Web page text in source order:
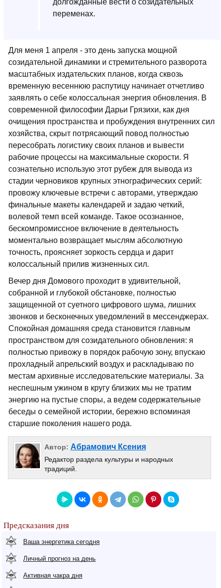
долгожданные вести о созидательных
переменах.
Для меня 1 апреля - это день запуска мощной
созидательной динамики и стремительного разворота
масштабных издательских планов, когда сквозь
временную весеннюю распутицу начинает отчетливо
заявлять о себе колоссальная энергия обновления. В
современной философии Дарьи Грязихи, как дня
очищения пространства и пробуждения внутренних сил
хозяйства, скрыт потрясающий повод полностью
пересобрать логистику своих планов и вывести
рабочие процессы на максимальные скорости. Я
сознательно использую этот рубеж для вывода из
стадии черновиков крупных этнографических серий:
провожу ключевые встречи с авторами, утверждаю
финальные макеты календарей и задаю четкий,
волевой темп всей команде. Такое осознанное,
бескомпромиссное включение в деятельность
моментально возвращает мыслям абсолютную
точность, проясняет зоркость сердца и дарит
колоссальный прилив жизненных сил.
Вечер дня Домового проходит в удивительной,
собранной и глубокой обстановке, полностью
защищенной от суетного цифрового шума, лишних
звонков и бесконечных уведомлений в мессенджерах.
Спокойная домашняя среда становится главным
пространством для созидательного обновления: я
полностью привожу в порядок рабочую зону, впускаю
прохладный апрельский воздух и раскладываю по
местам архивные исследовательские материалы. За
неспешным ужином в кругу близких мы не тратим
энергию на пустые споры, а ведем содержательные
беседы о семейной истории, бережно вспоминая
старшие поколения нашего рода.
Автор: Абрамович Ксения
Редактор раздела культуры и народных
традиций.
Предсказания дня
Ваша энергетика сегодня
Личный прогноз на день
Активная чакра дня